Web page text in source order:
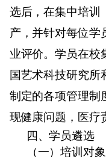
选后，在集中培训
产，并针对每位学
业评价。学员在校
国艺术科技研究所
制定的各项管理制
现健康问题，医疗
四、学员遴选
（一）培训对